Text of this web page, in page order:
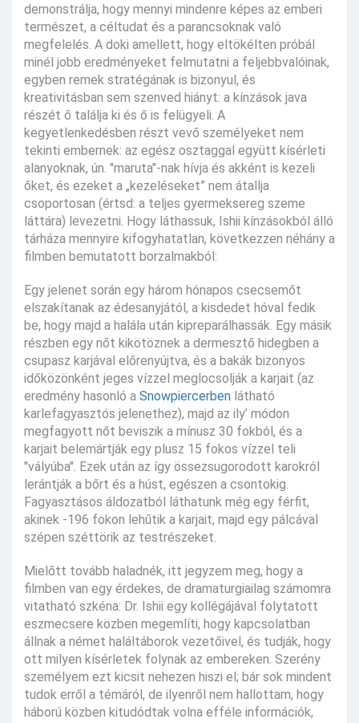
demonstrálja, hogy mennyi mindenre képes az emberi
természet, a céltudat és a parancsoknak való
megfelelés. A doki amellett, hogy eltökélten próbál
minél jobb eredményeket felmutatni a feljebbvalóinak,
egyben remek stratégának is bizonyul, és
kreativitásban sem szenved hiányt: a kínzások java
részét ő találja ki és ő is felügyeli. A
kegyetlenkedésben részt vevő személyeket nem
tekinti embernek: az egész osztaggal együtt kísérleti
alanyoknak, ún. "maruta"-nak hívja és akként is kezeli
őket, és ezeket a „kezeléseket” nem átallja
csoportosan (értsd: a teljes gyermeksereg szeme
láttára) levezetni. Hogy láthassuk, Ishii kínzásokból álló
tárháza mennyire kifogyhatatlan, következzen néhány a
filmben bemutatott borzalmakból:
Egy jelenet során egy három hónapos csecsemőt
elszakítanak az édesanyjától, a kisdedet hóval fedik
be, hogy majd a halála után kipreparálhassák. Egy másik
részben egy nőt kikötöznek a dermesztő hidegben a
csupasz karjával előrenyújtva, és a bakák bizonyos
időközönként jeges vízzel meglocsolják a karjait (az
eredmény hasonló a Snowpiercerben látható
karlefagyasztós jelenethez), majd az ily’ módon
megfagyott nőt beviszik a mínusz 30 fokból, és a
karjait belemártják egy plusz 15 fokos vízzel teli
"vályúba". Ezek után az így össezsugorodott karokról
lerántják a bőrt és a húst, egészen a csontokig.
Fagyasztásos áldozatból láthatunk még egy férfit,
akinek -196 fokon lehűtik a karjait, majd egy pálcával
szépen széttörik az testrészeket.
Mielőtt tovább haladnék, itt jegyzem meg, hogy a
filmben van egy érdekes, de dramaturgiailag számomra
vitatható szkéna: Dr. Ishii egy kollégájával folytatott
eszmecsere közben megemlíti, hogy kapcsolatban
állnak a német haláltáborok vezetőivel, és tudják, hogy
ott milyen kísérletek folynak az embereken. Szerény
személyem ezt kicsit nehezen hiszi el; bár sok mindent
tudok erről a témáról, de ilyenről nem hallottam, hogy
háború közben kitudódtak volna efféle információk,